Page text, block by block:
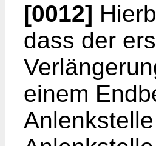
[0012]
dass der
einem